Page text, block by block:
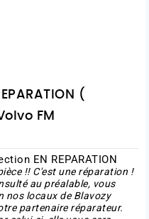
(
FM
EN REPARATION
!! C'est une réparation !
au préalable, vous
nos locaux de Blavozy
partenaire réparateur.